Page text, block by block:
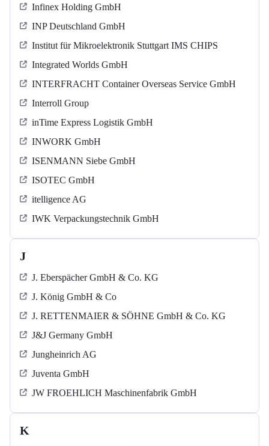
Infinex Holding GmbH
INP Deutschland GmbH
Institut für Mikroelektronik Stuttgart IMS CHIPS
Integrated Worlds GmbH
INTERFRACHT Container Overseas Service GmbH
Interroll Group
inTime Express Logistik GmbH
INWORK GmbH
ISENMANN Siebe GmbH
ISOTEC GmbH
itelligence AG
IWK Verpackungstechnik GmbH
J
J. Eberspächer GmbH & Co. KG
J. König GmbH & Co
J. RETTENMAIER & SÖHNE GmbH & Co. KG
J&J Germany GmbH
Jungheinrich AG
Juventa GmbH
JW FROEHLICH Maschinenfabrik GmbH
K